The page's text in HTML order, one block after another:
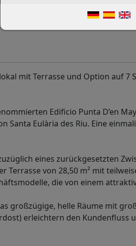
mit Terrasse und Option auf
Edificio Punta D’en
Eulària des Riu. Eine
eines zurückgesetzten
Terrasse von 28,50 m² mit
die von einem
großzügige, helle Räume mit
erleichtern den Kundenfluss